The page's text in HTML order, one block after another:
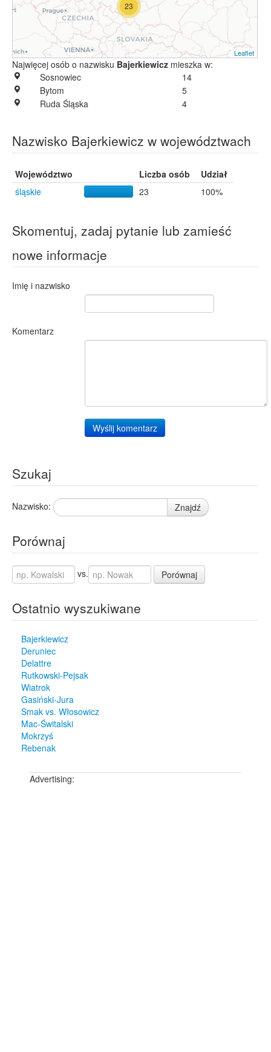
23
Leaflet
Najwięcej osób o nazwisku Bajerkiewicz mieszka w:
Sosnowiec
14
Bytom
5
Ruda Śląska
4
Nazwisko Bajerkiewicz w województwach
Województwo Liczba osób
Udział
śląskie
23 100%
Skomentuj, zadaj pytanie lub zamieść
nowe informacje
Imię i nazwisko
Komentarz
Wyślij komentarz
Szukaj
Nazwisko: Znajdź
Porównaj
vs. Porównaj
Ostatnio wyszukiwane
Bajerkiewicz
Deruniec
Delattre
Rutkowski-Pejsak
Wiatrok
Gasiński-Jura
Smak vs. Włosowicz
Mac-Świtalski
Mokrzyś
Rebenak
Advertising: